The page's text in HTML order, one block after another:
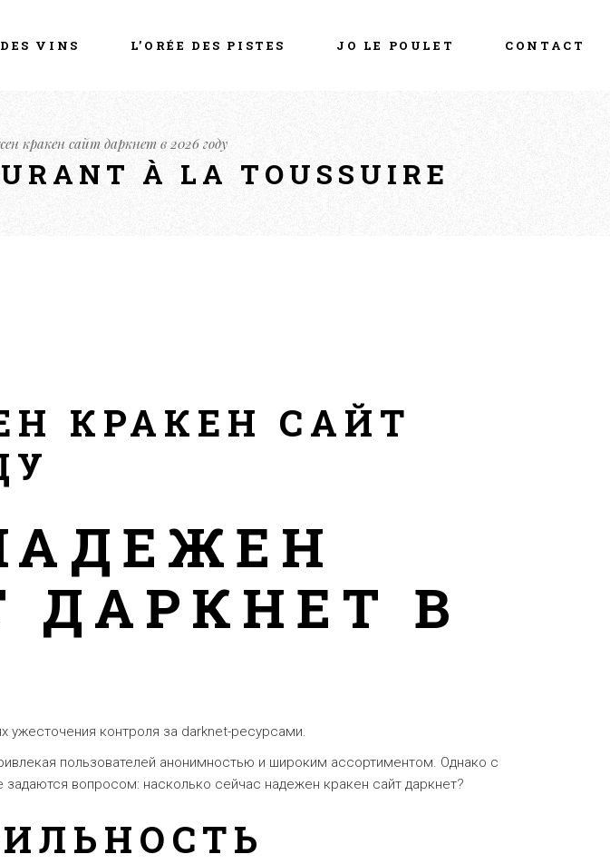
VINS L’ORÉE DES PISTES JO LE POULET CONTACT
кракен сайт даркнет в 2026 году
À LA TOUSSUIRE
КРАКЕН САЙТ
ДАРКНЕТ В
ужесточения контроля за darknet-ресурсами.
пользователей анонимностью и широким ассортиментом. Однако с
вопросом: насколько сейчас надежен кракен сайт даркнет?